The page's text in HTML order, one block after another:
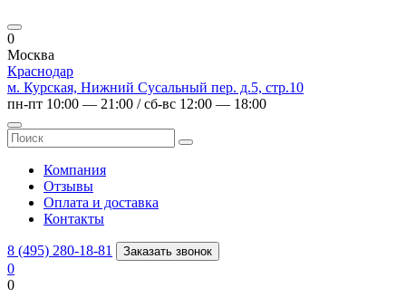
0
Москва
Краснодар
м. Курская, Нижний Сусальный пер. д.5, стр.10
пн-пт 10:00 — 21:00 / сб-вс 12:00 — 18:00
Компания
Отзывы
Оплата и доставка
Контакты
8 (495) 280-18-81 Заказать звонок
0
0